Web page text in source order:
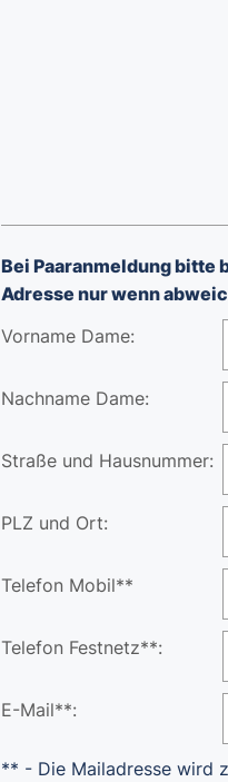
Bei Paaranmeldung bitte
Adresse nur wenn
Vorname Dame:
Nachname Dame:
Straße und Hausnummer:
PLZ und Ort:
Telefon Mobil**
Telefon Festnetz**:
E-Mail**:
** - Die Mailadresse wird